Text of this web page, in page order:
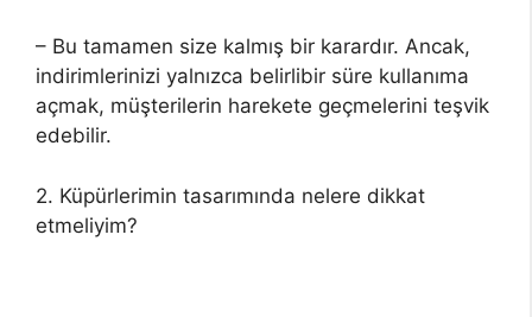
– Bu tamamen size kalmış bir karardır. Ancak,
indirimlerinizi yalnızca belirlibir süre kullanıma
açmak, müşterilerin harekete geçmelerini teşvik
edebilir.
2. Küpürlerimin tasarımında nelere dikkat
etmeliyim?